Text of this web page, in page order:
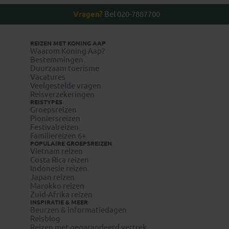
Reizigers met meereizende kinderen onder de 18 jaar
dienen zelf bij de betreffende ambassade/consulaat te
Bekijk hier
Wanneer gaat mijn reis gegarandeerd door?
Hoe werkt het kiezen van mijn eigen vlucht?
Kan ik vooraf een stoel reserveren?
Hoeveel bagage mag ik meenemen?
Lees hier
Vragen? Bel 020-7887700
REIZEN MET KONING AAP
Waarom Koning Aap?
Bestemmingen
Duurzaam toerisme
Vacatures
Veelgestelde vragen
Reisverzekeringen
REISTYPES
Groepsreizen
Pioniersreizen
Festivalreizen
Familiereizen 6+
POPULAIRE GROEPSREIZEN
Vietnam reizen
Costa Rica reizen
Indonesie reizen
Japan reizen
Marokko reizen
Zuid-Afrika reizen
INSPIRATIE & MEER
Beurzen & informatiedagen
Reisblog
Reizen met gegarandeerd vertrek